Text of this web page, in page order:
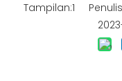
Tampilan:1